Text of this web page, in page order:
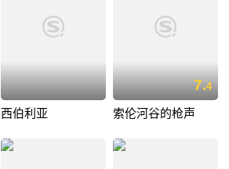
西伯利亚
7.4
索伦河谷的枪声